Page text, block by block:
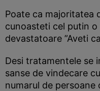
Poate ca majoritatea
cunoasteti cel putin
devastatoare ”Aveti
Desi tratamentele se
sanse de vindecare
numarul de